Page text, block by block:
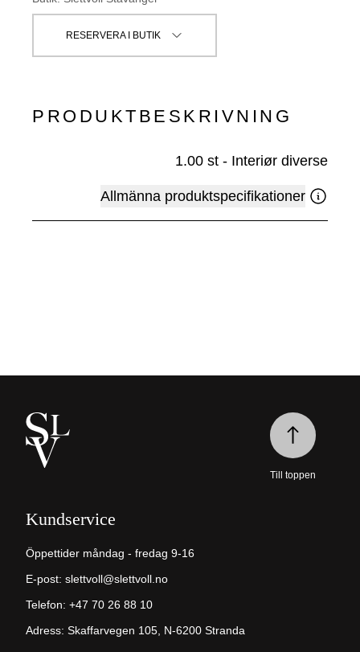
RESERVERA I BUTIK
PRODUKTBESKRIVNING
1.00 st - Interiør diverse
Allmänna produktspecifikationer
Kundservice
Öppettider måndag - fredag 9-16
E-post: slettvoll@slettvoll.no
Telefon: +47 70 26 88 10
Adress: Skaffarvegen 105, N-6200 Stranda
Till toppen